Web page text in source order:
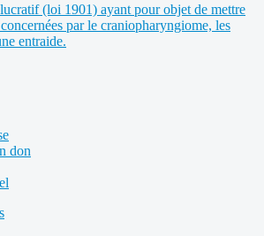
(loi 1901) ayant pour objet de mettre
par le craniopharyngiome, les
entraide.
don